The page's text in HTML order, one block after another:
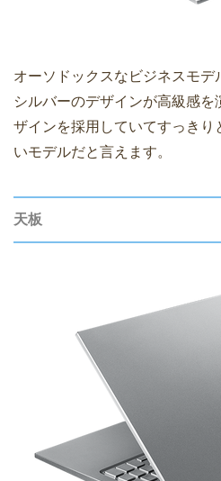
オーソドックスなビジネスモデ
シルバーのデザインが高級感
ザインを採用していてすっきり
いモデルだと言えます。
天板